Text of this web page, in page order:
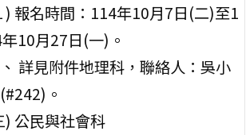
) 報名時間：114年10月7日(二)至1
10月27日(一)。
詳見附件地理科，聯絡人：吳小
。
) 公民與社會科